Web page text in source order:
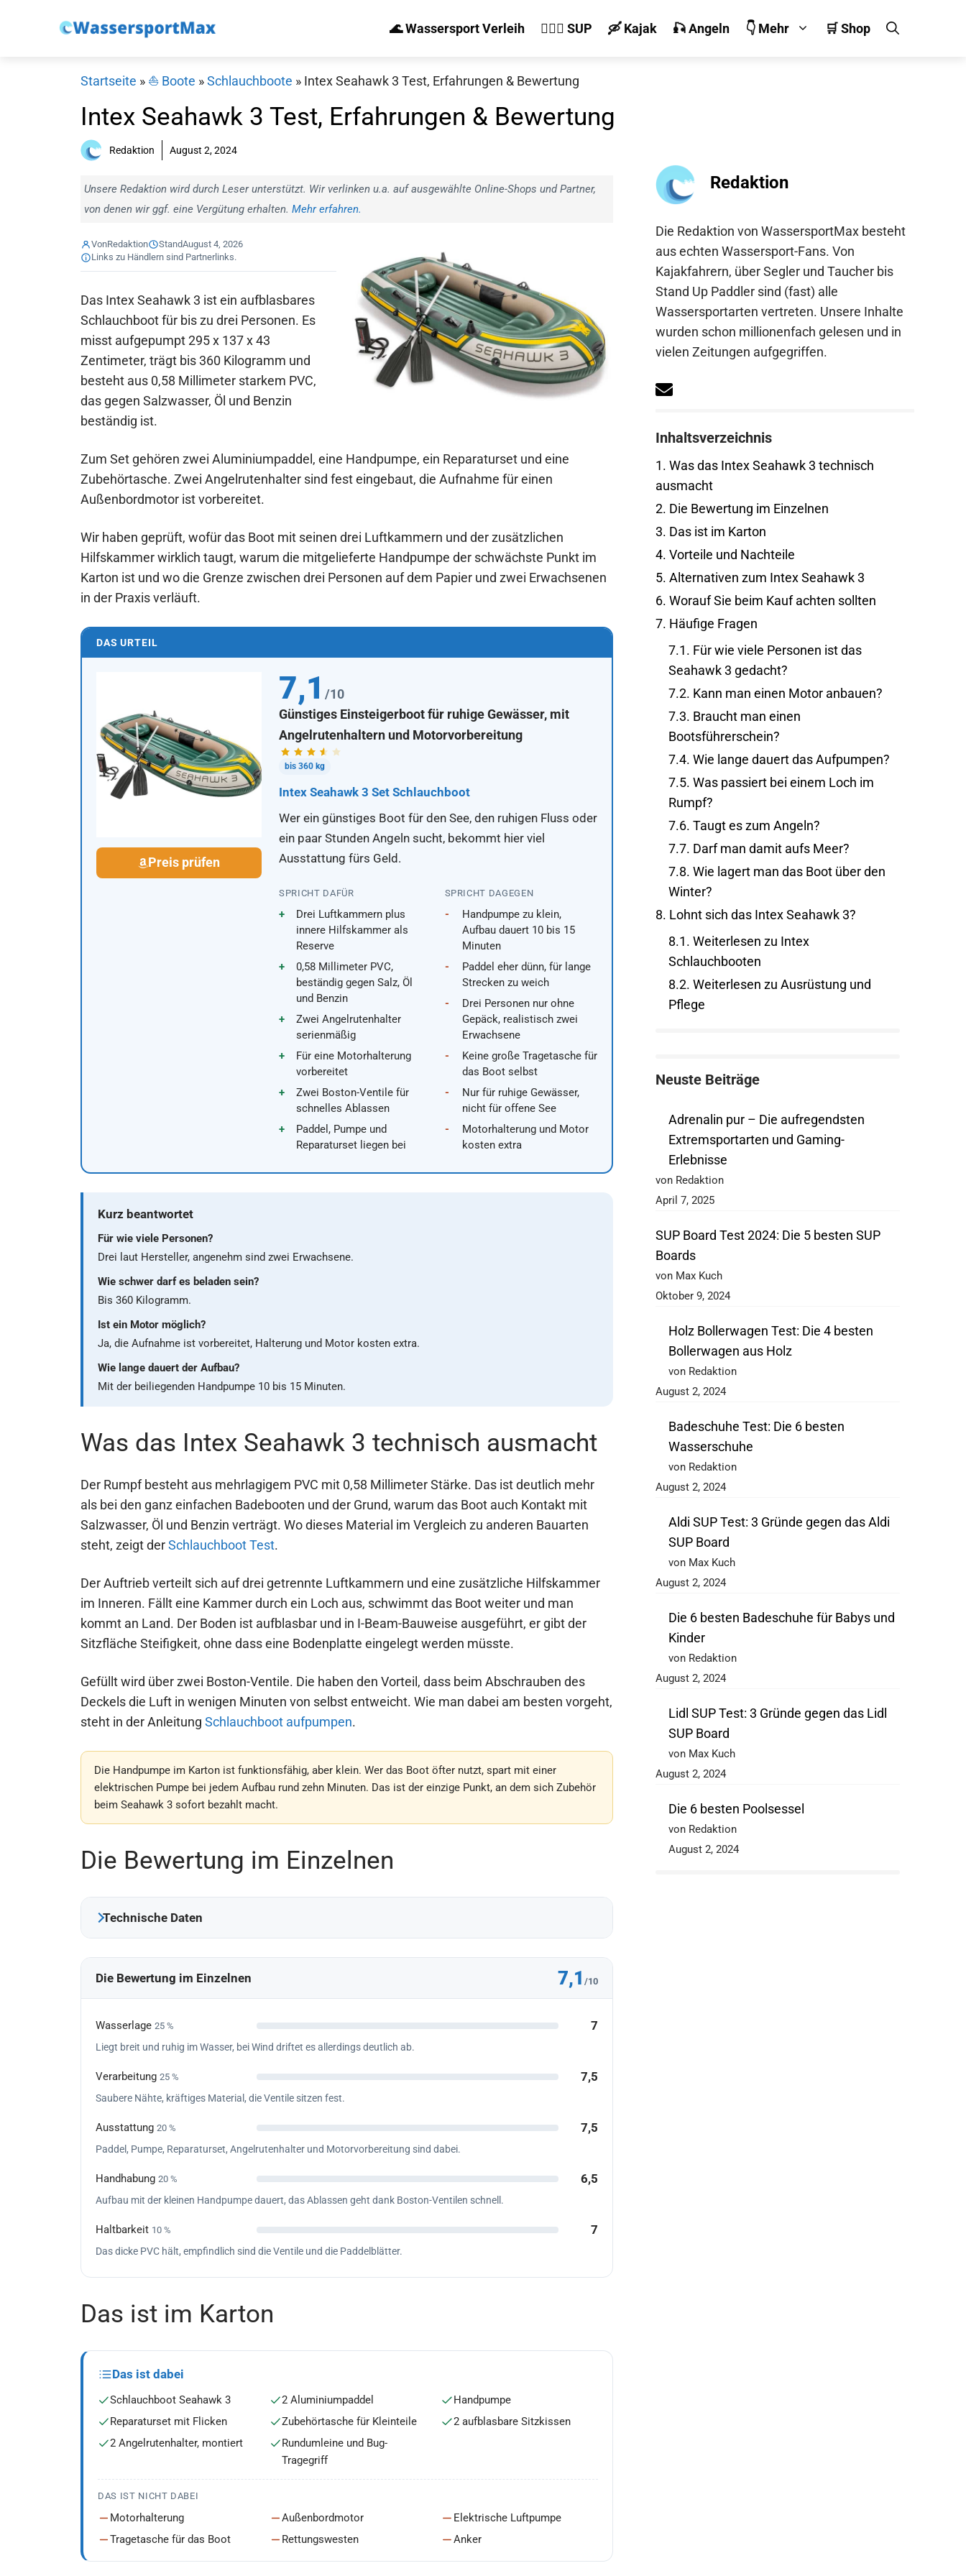
🌊 Wassersport Verleih 🏄‍♀️🛶 SUP 🛶 Kajak 🎣 Angeln 👇 Mehr 🛒 Shop
Startseite » ⛵️ Boote »Schlauchboote » Intex Seahawk 3 Test, Erfahrungen & Bewertung
Intex Seahawk 3 Test, Erfahrungen & Bewertung
Redaktion August 2, 2024
Unsere Redaktion wird durch Leser unterstützt. Wir verlinken u.a. auf ausgewählte Online-Shops und Partner,
von denen wir ggf. eine Vergütung erhalten. Mehr erfahren.
VonRedaktion StandAugust 4, 2026
Links zu Händlern sind Partnerlinks.
Das Intex Seahawk 3 ist ein aufblasbares
Schlauchboot für bis zu drei Personen. Es
misst aufgepumpt 295 x 137 x 43
Zentimeter, trägt bis 360 Kilogramm und
besteht aus 0,58 Millimeter starkem PVC,
das gegen Salzwasser, Öl und Benzin
beständig ist.
Zum Set gehören zwei Aluminiumpaddel, eine Handpumpe, ein Reparaturset und eine
Zubehörtasche. Zwei Angelrutenhalter sind fest eingebaut, die Aufnahme für einen
Außenbordmotor ist vorbereitet.
Wir haben geprüft, wofür das Boot mit seinen drei Luftkammern und der zusätzlichen
Hilfskammer wirklich taugt, warum die mitgelieferte Handpumpe der schwächste Punkt im
Karton ist und wo die Grenze zwischen drei Personen auf dem Papier und zwei Erwachsenen
in der Praxis verläuft.
DAS URTEIL
Preis prüfen
7,1 /10
Günstiges Einsteigerboot für ruhige Gewässer, mit
Angelrutenhaltern und Motorvorbereitung
bis 360 kg
Intex Seahawk 3 Set Schlauchboot
Wer ein günstiges Boot für den See, den ruhigen Fluss oder
ein paar Stunden Angeln sucht, bekommt hier viel
Ausstattung fürs Geld.
SPRICHT DAFÜR
Drei Luftkammern plus
innere Hilfskammer als
Reserve
0,58 Millimeter PVC,
beständig gegen Salz, Öl
und Benzin
Zwei Angelrutenhalter
serienmäßig
Für eine Motorhalterung
vorbereitet
Zwei Boston-Ventile für
schnelles Ablassen
Paddel, Pumpe und
Reparaturset liegen bei
SPRICHT DAGEGEN
Handpumpe zu klein,
Aufbau dauert 10 bis 15
Minuten
Paddel eher dünn, für lange
Strecken zu weich
Drei Personen nur ohne
Gepäck, realistisch zwei
Erwachsene
Keine große Tragetasche für
das Boot selbst
Nur für ruhige Gewässer,
nicht für offene See
Motorhalterung und Motor
kosten extra
Kurz beantwortet
Für wie viele Personen?
Drei laut Hersteller, angenehm sind zwei Erwachsene.
Wie schwer darf es beladen sein?
Bis 360 Kilogramm.
Ist ein Motor möglich?
Ja, die Aufnahme ist vorbereitet, Halterung und Motor kosten extra.
Wie lange dauert der Aufbau?
Mit der beiliegenden Handpumpe 10 bis 15 Minuten.
Was das Intex Seahawk 3 technisch ausmacht
Der Rumpf besteht aus mehrlagigem PVC mit 0,58 Millimeter Stärke. Das ist deutlich mehr
als bei den ganz einfachen Badebooten und der Grund, warum das Boot auch Kontakt mit
Salzwasser, Öl und Benzin verträgt. Wo dieses Material im Vergleich zu anderen Bauarten
steht, zeigt derSchlauchboot Test.
Der Auftrieb verteilt sich auf drei getrennte Luftkammern und eine zusätzliche Hilfskammer
im Inneren. Fällt eine Kammer durch ein Loch aus, schwimmt das Boot weiter und man
kommt an Land. Der Boden ist aufblasbar und in I-Beam-Bauweise ausgeführt, er gibt der
Sitzfläche Steifigkeit, ohne dass eine Bodenplatte eingelegt werden müsste.
Gefüllt wird über zwei Boston-Ventile. Die haben den Vorteil, dass beim Abschrauben des
Deckels die Luft in wenigen Minuten von selbst entweicht. Wie man dabei am besten vorgeht,
steht in der Anleitung Schlauchboot aufpumpen.
Die Handpumpe im Karton ist funktionsfähig, aber klein. Wer das Boot öfter nutzt, spart mit einer
elektrischen Pumpe bei jedem Aufbau rund zehn Minuten. Das ist der einzige Punkt, an dem sich Zubehör
beim Seahawk 3 sofort bezahlt macht.
Die Bewertung im Einzelnen
Technische Daten
Die Bewertung im Einzelnen 7,1 /10
Wasserlage 25 % 7
Liegt breit und ruhig im Wasser, bei Wind driftet es allerdings deutlich ab.
Verarbeitung 25 % 7,5
Saubere Nähte, kräftiges Material, die Ventile sitzen fest.
Ausstattung 20 % 7,5
Paddel, Pumpe, Reparaturset, Angelrutenhalter und Motorvorbereitung sind dabei.
Handhabung 20 % 6,5
Aufbau mit der kleinen Handpumpe dauert, das Ablassen geht dank Boston-Ventilen schnell.
Haltbarkeit 10 % 7
Das dicke PVC hält, empfindlich sind die Ventile und die Paddelblätter.
Das ist im Karton
Das ist dabei
Schlauchboot Seahawk 3 2 Aluminiumpaddel
Handpumpe
Reparaturset mit Flicken
Zubehörtasche für Kleinteile
2 aufblasbare Sitzkissen
2 Angelrutenhalter, montiert
Rundumleine und Bug-
Tragegriff
DAS IST NICHT DABEI
Motorhalterung Außenbordmotor
Elektrische Luftpumpe
Tragetasche für das Boot
Rettungswesten Anker
Redaktion
Die Redaktion von WassersportMax besteht
aus echten Wassersport-Fans. Von
Kajakfahrern, über Segler und Taucher bis
Stand Up Paddler sind (fast) alle
Wassersportarten vertreten. Unsere Inhalte
wurden schon millionenfach gelesen und in
vielen Zeitungen aufgegriffen.
Inhaltsverzeichnis
1. Was das Intex Seahawk 3 technisch
ausmacht
2. Die Bewertung im Einzelnen
3. Das ist im Karton
4. Vorteile und Nachteile
5. Alternativen zum Intex Seahawk 3
6. Worauf Sie beim Kauf achten sollten
7. Häufige Fragen
7.1. Für wie viele Personen ist das
Seahawk 3 gedacht?
7.2. Kann man einen Motor anbauen?
7.3. Braucht man einen
Bootsführerschein?
7.4. Wie lange dauert das Aufpumpen?
7.5. Was passiert bei einem Loch im
Rumpf?
7.6. Taugt es zum Angeln?
7.7. Darf man damit aufs Meer?
7.8. Wie lagert man das Boot über den
Winter?
8. Lohnt sich das Intex Seahawk 3?
8.1. Weiterlesen zu Intex
Schlauchbooten
8.2. Weiterlesen zu Ausrüstung und
Pflege
Neuste Beiträge
Adrenalin pur – Die aufregendsten
Extremsportarten und Gaming-
Erlebnisse
von Redaktion
April 7, 2025
SUP Board Test 2024: Die 5 besten SUP
Boards
von Max Kuch
Oktober 9, 2024
Holz Bollerwagen Test: Die 4 besten
Bollerwagen aus Holz
von Redaktion
August 2, 2024
Badeschuhe Test: Die 6 besten
Wasserschuhe
von Redaktion
August 2, 2024
Aldi SUP Test: 3 Gründe gegen das Aldi
SUP Board
von Max Kuch
August 2, 2024
Die 6 besten Badeschuhe für Babys und
Kinder
von Redaktion
August 2, 2024
Lidl SUP Test: 3 Gründe gegen das Lidl
SUP Board
von Max Kuch
August 2, 2024
Die 6 besten Poolsessel
von Redaktion
August 2, 2024